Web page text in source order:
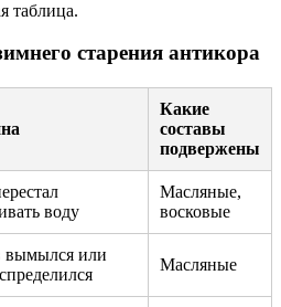
таблица.
старения антикора
Какие
составы
подвержены
воду
Масляные,
восковые
вымылся или
Масляные